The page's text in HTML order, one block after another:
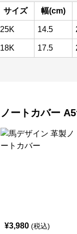
サイズ 幅(cm)
25K 14.5
18K 17.5
ノートカバー
¥3,980 (税込)